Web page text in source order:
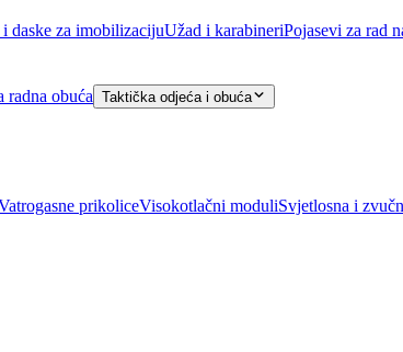
daske za imobilizacijuUžad i karabineriPojasevi za rad
radna obuća Taktička odjeća i obuća
prikoliceVisokotlačni moduliSvjetlosna i